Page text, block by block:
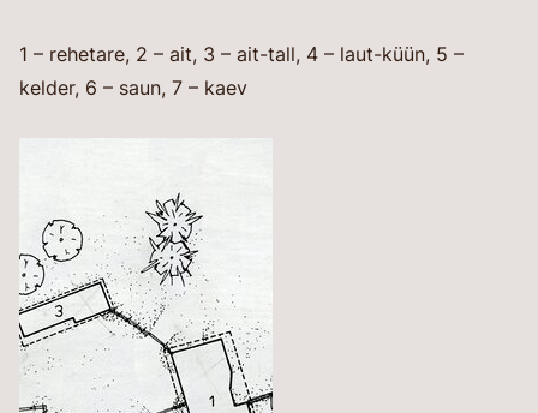
1 – rehetare, 2 – ait, 3 – ait-tall, 4 – laut-küün, 5 –
kelder, 6 – saun, 7 – kaev